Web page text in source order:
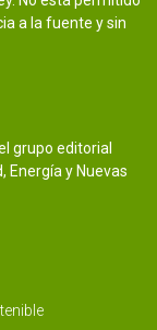
a la fuente y sin
grupo editorial
Energía y Nuevas